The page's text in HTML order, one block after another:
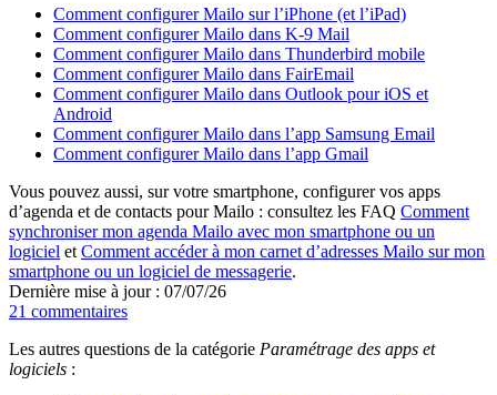
Comment configurer Mailo sur l’iPhone (et l’iPad)
Comment configurer Mailo dans K-9 Mail
Comment configurer Mailo dans Thunderbird mobile
Comment configurer Mailo dans FairEmail
Comment configurer Mailo dans Outlook pour iOS et
Android
Comment configurer Mailo dans l’app Samsung Email
Comment configurer Mailo dans l’app Gmail
Vous pouvez aussi, sur votre smartphone, configurer vos apps
d’agenda et de contacts pour Mailo : consultez les FAQ Comment
synchroniser mon agenda Mailo avec mon smartphone ou un
logiciel et Comment accéder à mon carnet d’adresses Mailo sur mon
smartphone ou un logiciel de messagerie.
Dernière mise à jour : 07/07/26
21 commentaires
Les autres questions de la catégorie Paramétrage des apps et
logiciels :